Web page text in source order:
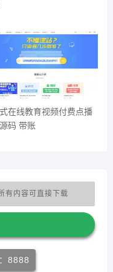
在线教育视频付费点播
码 带账
有内容可直接下载
8888